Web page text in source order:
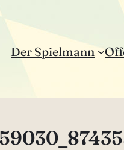
Der Spielmann